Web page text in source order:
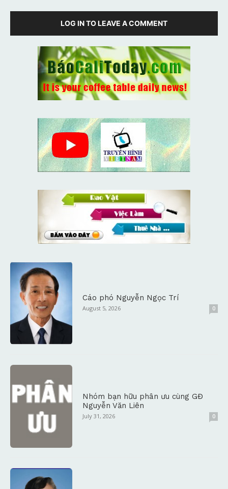
LOG IN TO LEAVE A COMMENT
Cáo phó Nguyễn Ngọc Trí
August 5, 2026 0
Nhóm bạn hữu phân ưu cùng GĐ
Nguyễn Văn Liên
July 31, 2026 0